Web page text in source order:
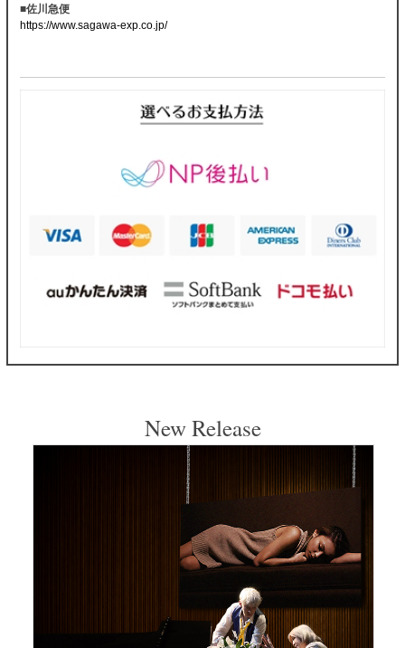
■佐川急便
https://www.sagawa-exp.co.jp/
New Release